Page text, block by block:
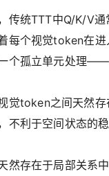
传统TTT中Q/K/V通
每个视觉token在
个孤立单元处理——
觉token之间天然存
不利于空间状态的稳
然存在于局部关系